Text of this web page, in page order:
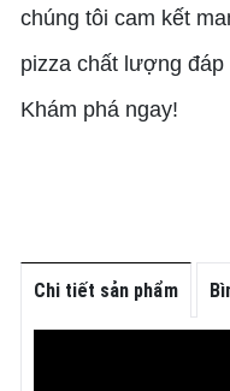
chúng tôi cam kết
pizza chất lượng
Khám phá ngay!
Chi tiết sản phẩm